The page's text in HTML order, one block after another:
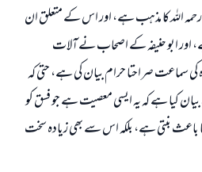
اللہ كا مذہب ہے، اور اس كے متعلق ان
ابو حنيفہ كے اصحاب نے آلات
سماعت صراحتا حرام بيان كى ہے، حتى كہ
كيا ہے كہ يہ ايسى معصيت ہے جو فسق كو
باعث بنتى ہے، بلكہ اس سے بھى زيادہ سخت